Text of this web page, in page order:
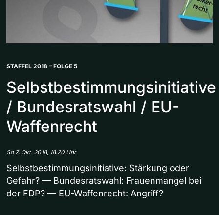
STAFFEL 2018 – FOLGE 5
Selbstbestimmungsinitiative
/ Bundesratswahl / EU-
Waffenrecht
So 7. Okt. 2018, 18.20 Uhr
Selbstbestimmungsinitiative: Stärkung oder
Gefahr? — Bundesratswahl: Frauenmangel bei
der FDP? — EU-Waffenrecht: Angriff?